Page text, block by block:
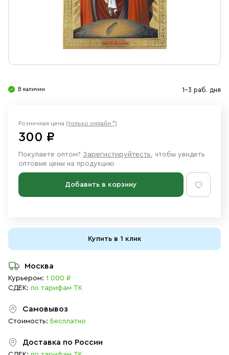
Ювелирные изделия
В наличии 1-3 раб. дня
Розничная цена (только онлайн *)
300 ₽
Покупаете оптом? Зарегистируйтесть, чтобы увидеть
оптовые цены на продукцию
Добавить в корзину
Купить в 1 клик
Москва
Курьером: 1 000 ₽
СДЕК: по тарифам ТК
Самовывоз
Стоимость: Бесплатно
Доставка по России